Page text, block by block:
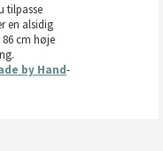
tilpasse
en alsidig
cm høje
by Hand-